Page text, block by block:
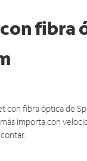
fibra
con fibra óptica de
importa con